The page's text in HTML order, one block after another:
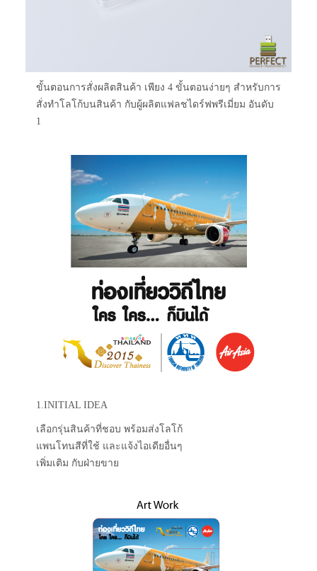
ขั้นตอนการสั่งผลิตสินค้า เพียง 4 ขั้นตอนง่ายๆ สำหรับการ
สั่งทำโลโก้บนสินค้า กับผู้ผลิตแฟลชไดร์ฟพรีเมี่ยม อันดับ
1
1.INITIAL IDEA
เลือกรุ่นสินค้าที่ชอบ พร้อมส่งโลโก้
แพนโทนสีที่ใช้ และแจ้งไอเดียอื่นๆ
เพิ่มเติม กับฝ่ายขาย